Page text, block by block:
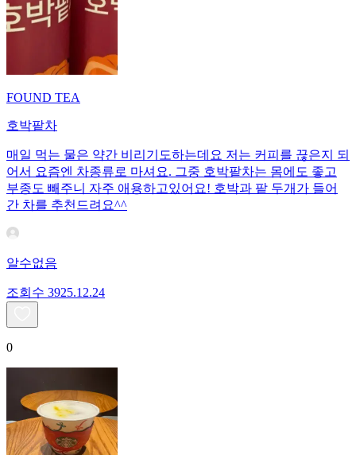
FOUND TEA
호박팥차
매일 먹는 물은 약간 비리기도하는데요 저는 커피를 끊은지 되
어서 요즘엔 차종류로 마셔요. 그중 호박팥차는 몸에도 좋고
부종도 빼주니 자주 애용하고있어요! 호박과 팥 두개가 들어
간 차를 추천드려요^^
알수없음
조회수 3925.12.24
0